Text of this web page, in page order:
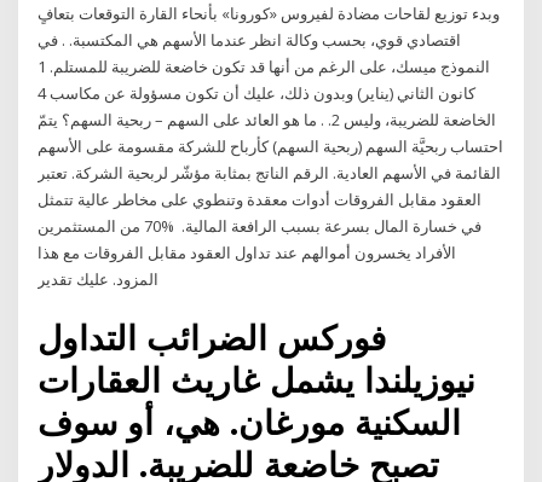
وبدء توزيع لقاحات مضادة لفيروس «كورونا» بأنحاء القارة التوقعات بتعافٍ
اقتصادي قوي، بحسب وكالة انظر عندما الأسهم هي المكتسبة. . في
النموذج ميسك، على الرغم من أنها قد تكون خاضعة للضريبة للمستلم. 1
كانون الثاني (يناير) وبدون ذلك، عليك أن تكون مسؤولة عن مكاسب 4
الخاضعة للضريبة، وليس 2. . ما هو العائد على السهم – ربحية السهم؟ يتمّ
احتساب ربحيَّة السهم (ربحية السهم) كأرباح للشركة مقسومة على الأسهم
القائمة في الأسهم العادية. الرقم الناتج بمثابة مؤشّر لربحية الشركة. تعتبر
العقود مقابل الفروقات أدوات معقدة وتنطوي على مخاطر عالية تتمثل
في خسارة المال بسرعة بسبب الرافعة المالية. ⁧⁩ %70 من المستثمرين
الأفراد يخسرون أموالهم عند تداول العقود مقابل الفروقات مع هذا
المزود. ⁧⁩عليك تقدير
فوركس الضرائب التداول
نيوزيلندا يشمل غاريث العقارات
السكنية مورغان. هي، أو سوف
تصبح خاضعة للضريبة. الدولار